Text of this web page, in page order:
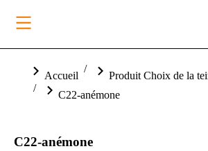
Vous êtes ici :
Accueil
Produit Choix de la
C22-anémone
C22-anémone